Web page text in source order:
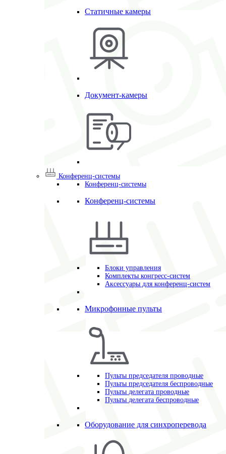
Статичные камеры
Документ-камеры
Конференц-системы
Конференц-системы
Конференц-системы
Блоки управления
Комплекты конгресс-систем
Аксессуары для конференц-систем
Микрофонные пульты
Пульты председателя проводные
Пульты председателя беспроводные
Пульты делегата проводные
Пульты делегата беспроводные
Оборудование для синхроперевода